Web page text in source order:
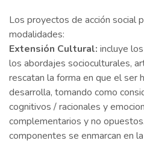
Los proyectos de acción social
modalidades:
Extensión Cultural: incluye
los abordajes socioculturales,
rescatan la forma en que el ser
desarrolla, tomando como
cognitivos / racionales y
complementarios y no
componentes se enmarcan en